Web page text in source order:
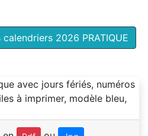
2026 PRATIQUE